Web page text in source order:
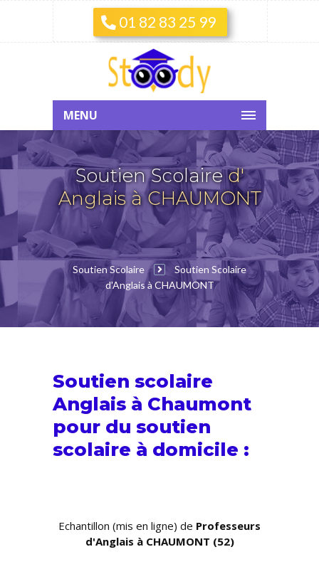
01 82 83 25 99
MENU
Soutien Scolaired'
Anglais à CHAUMONT
Soutien Scolaire
Soutien Scolaire
d'Anglais à CHAUMONT
Soutien scolaire
Anglais à Chaumont
pour du soutien
scolaire à domicile :
Echantillon (mis en ligne) de Professeurs
d'Anglais à CHAUMONT (52)